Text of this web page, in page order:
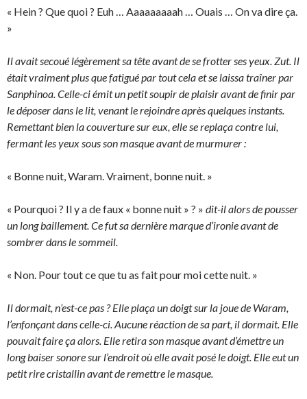
« Hein ? Que quoi ? Euh … Aaaaaaaaah … Ouais … On va dire ça.
»
Il avait secoué légèrement sa tête avant de se frotter ses yeux. Zut. Il
était vraiment plus que fatigué par tout cela et se laissa traîner par
Sanphinoa. Celle-ci émit un petit soupir de plaisir avant de finir par
le déposer dans le lit, venant le rejoindre après quelques instants.
Remettant bien la couverture sur eux, elle se replaça contre lui,
fermant les yeux sous son masque avant de murmurer :
« Bonne nuit, Waram. Vraiment, bonne nuit. »
« Pourquoi ? Il y a de faux « bonne nuit » ? » dit-il alors de pousser
un long baillement. Ce fut sa dernière marque d’ironie avant de
sombrer dans le sommeil.
« Non. Pour tout ce que tu as fait pour moi cette nuit. »
Il dormait, n’est-ce pas ? Elle plaça un doigt sur la joue de Waram,
l’enfonçant dans celle-ci. Aucune réaction de sa part, il dormait. Elle
pouvait faire ça alors. Elle retira son masque avant d’émettre un
long baiser sonore sur l’endroit où elle avait posé le doigt. Elle eut un
petit rire cristallin avant de remettre le masque.